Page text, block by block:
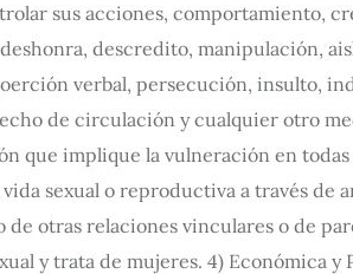
sus acciones, comportamiento,
descredito, manipulación,
verbal, persecución, insulto,
de circulación y cualquier otro
que implique la vulneración en
sexual o reproductiva a través de
otras relaciones vinculares o de
y trata de mujeres. 4) Económica